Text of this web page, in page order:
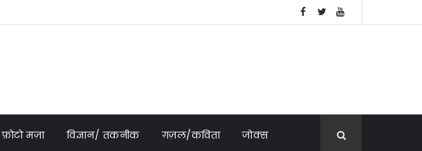
फ़ोटो मज़ा विज्ञान/ तकनीक ग़ज़ल/कविता जोक्स